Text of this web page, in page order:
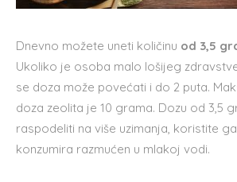
Dnevno možete uneti količinu od 3,5
Ukoliko je osoba malo lošijeg
se doza može povećati i do 2 puta.
doza zeolita je 10 grama. Dozu od 3,5
raspodeliti na više uzimanja, koristite
konzumira razmućen u mlakoj vodi.